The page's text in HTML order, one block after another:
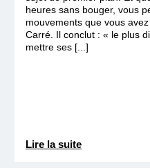
heures sans bouger, vous
mouvements que vous
Carré. Il conclut : « le plus
mettre ses [...]
Lire la suite